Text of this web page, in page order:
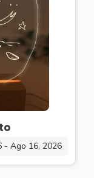
- Ago 16, 2026